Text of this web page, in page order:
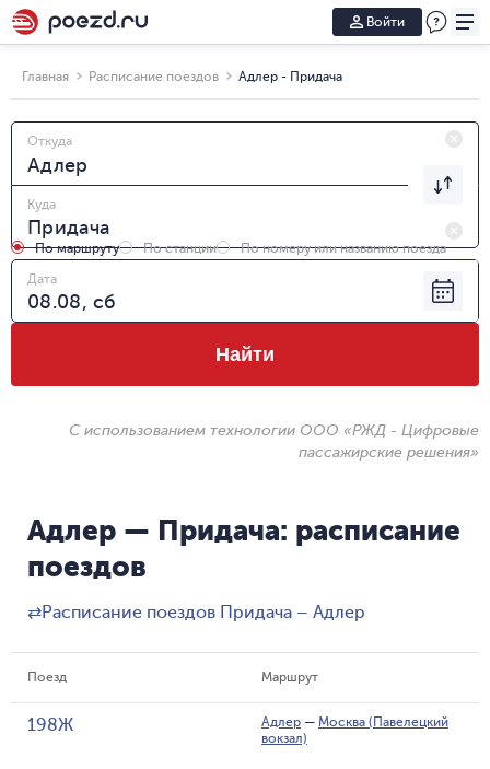
Войти
Главная Расписание поездов Адлер - Придача
Откуда
Куда
По маршруту По станции
По номеру или названию поезда
Дата
Найти
С использованием технологии ООО «РЖД - Цифровые
пассажирские решения»
Адлер — Придача: расписание
поездов
⇄Расписание поездов Придача – Адлер
Поезд Маршрут
198Ж Адлер — Москва (Павелецкий
вокзал)